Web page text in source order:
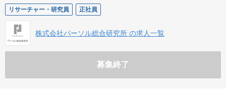
リサーチャー・研究員 正社員
株式会社パーソル総合研究所 の求人一覧
募集終了